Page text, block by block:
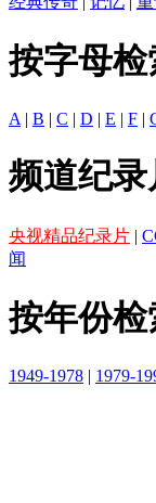
按字母检
A | B | C | D | E | F |
频道纪录
央视精品纪录片 |
闻
按年份检
1949-1978 | 1979-